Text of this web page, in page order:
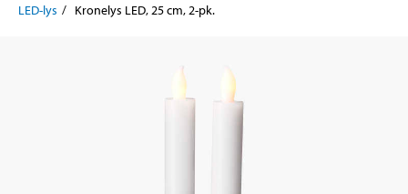
LED-lys
Kronelys LED, 25 cm, 2-pk.